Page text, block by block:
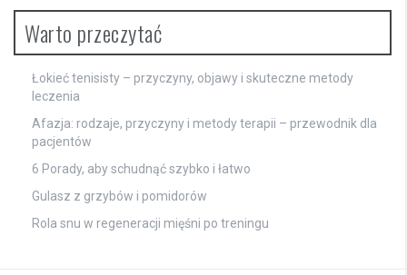
Warto przeczytać
Łokieć tenisisty – przyczyny, objawy i skuteczne metody
leczenia
Afazja: rodzaje, przyczyny i metody terapii – przewodnik dla
pacjentów
6 Porady, aby schudnąć szybko i łatwo
Gulasz z grzybów i pomidorów
Rola snu w regeneracji mięśni po treningu